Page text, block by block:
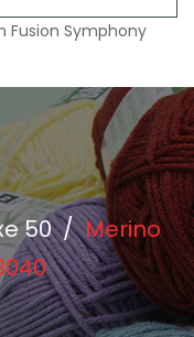
Fusion Symphony
50 / Merino